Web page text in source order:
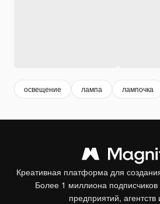
освещение лампа лампочка
Креативная платформа для
Более 1 миллиона подписчиков
предприятий, агентств